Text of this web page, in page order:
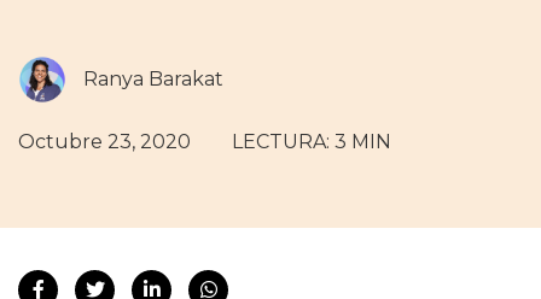
Ranya Barakat
Octubre 23, 2020 LECTURA: 3 MIN